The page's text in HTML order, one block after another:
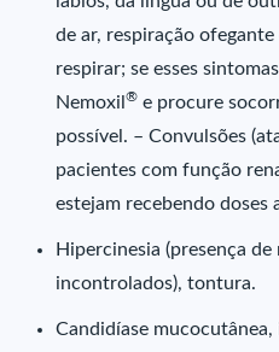
de ar, respiração
respirar; se esses
Nemoxil® e procure
possível. – Convulsões
pacientes com função
estejam recebendo doses
Hipercinesia (presença
incontrolados), tontura.
Candidíase